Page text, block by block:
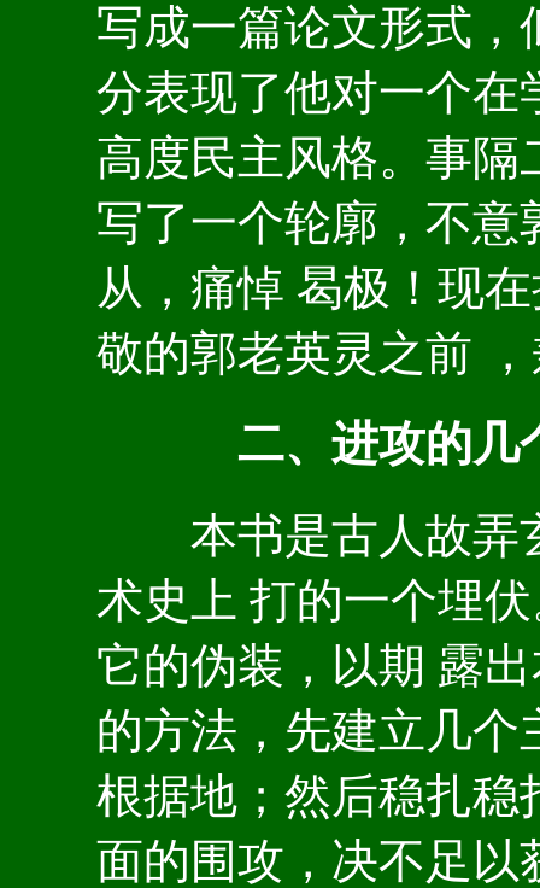
写成一篇论文形式，
分表现了他对一个在
高度民主风格。事隔
写了一个轮廓，不意
从，痛悼 曷极！现
敬的郭老英灵之前
二、进攻的几个
本书是古人故弄
术史上 打的一个埋
它的伪装，以期 露
的方法，先建立几
根据地；然后稳扎稳
面的围攻，决不足以